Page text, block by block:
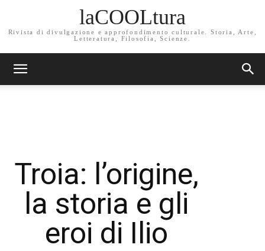
laCOOLtura
Rivista di divulgazione e approfondimento culturale. Storia, Arte,
Letteratura, Filosofia, Scienze.
Troia: l’origine,
la storia e gli
eroi di Ilio